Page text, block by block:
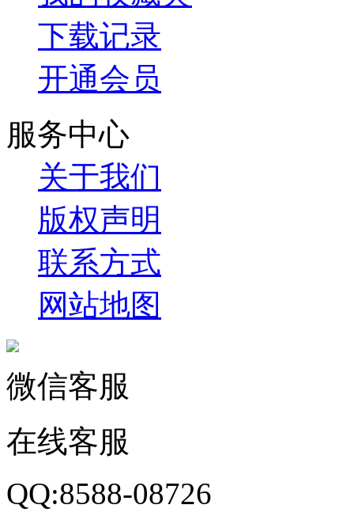
下载记录
开通会员
服务中心
关于我们
版权声明
联系方式
网站地图
微信客服
在线客服
QQ:8588-08726